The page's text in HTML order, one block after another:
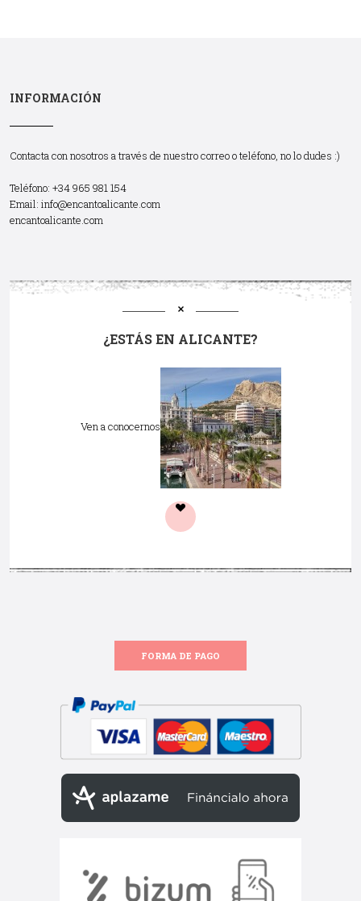
INFORMACIÓN
Contacta con nosotros a través de nuestro correo o teléfono, no lo dudes :)
Teléfono: +34 965 981 154
Email: info@encantoalicante.com
encantoalicante.com
¿ESTÁS EN ALICANTE?
Ven a conocernos
FORMA DE PAGO